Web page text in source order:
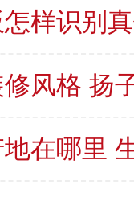
真假 菲林格
风格 扬子
哪里 生活